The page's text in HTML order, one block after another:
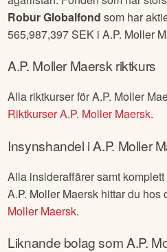
Robur Globalfond som har
565,987,397SEK iA.P. Moller
A.P. Moller Maersk riktkurs
Alla riktkurser förA.P. Moller
RiktkurserA.P. Moller Maersk.
Insynshandel iA.P. Moller
Alla insideraffärer samt
A.P. Moller Maersk hittar du hos
Moller Maersk.
Liknande bolag somA.P.